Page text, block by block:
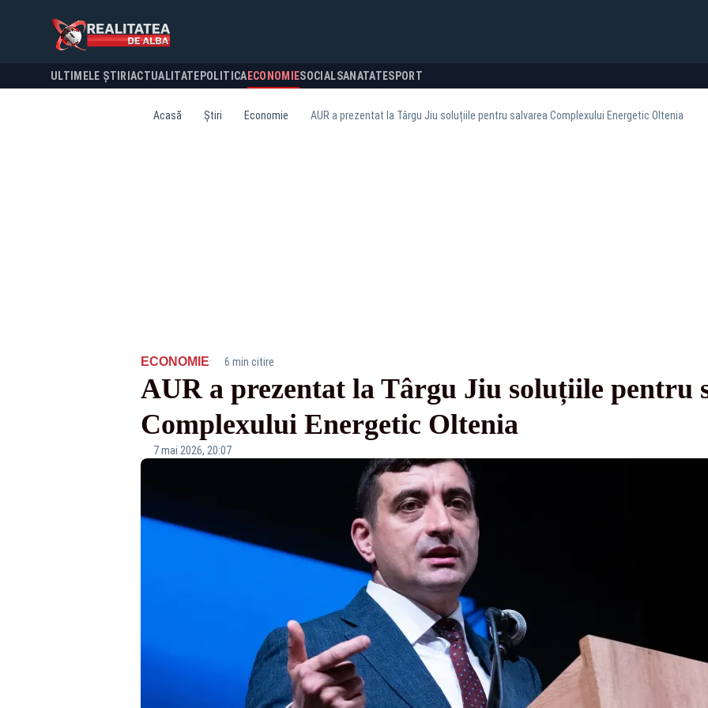
ULTIMELE ȘTIRI ACTUALITATE POLITICA ECONOMIESOCIALSANATATESPORT
Acasă Știri Economie AUR a prezentat la Târgu Jiu soluțiile pentru salvarea Complexului Energetic Oltenia
ECONOMIE· 6 min citire
AUR a prezentat la Târgu Jiu soluțiile pentru
Complexului Energetic Oltenia
7 mai 2026, 20:07